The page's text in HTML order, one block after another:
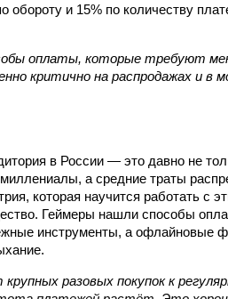
обороту и 15% по количеству
оплаты, которые требуют
критично на распродажах и в
в России — это давно не
а средние траты
которая научится работать с
Геймеры нашли способы
инструменты, а офлайновые
разовых покупок к